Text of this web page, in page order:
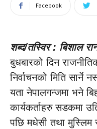
Facebook
शब्द/तस्विर : बिशाल
बुधबारको दिन
निर्वाचनको मिति सार्ने
यता नेपालगन्जमा भने
कार्यकर्ताहरु सडकमा
पछि मधेसी तथा मुस्लिम